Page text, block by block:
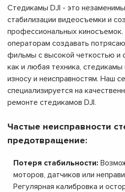
Стедикамы DJI - это
стабилизации видеосъемки и
профессиональных
операторам создавать
фильмы с высокой четкостью и
как и любая техника, стедикамы
износу и неисправностям. Наш
специализируется на
ремонте стедикамов DJI.
Частые неисправности
предотвращение:
Потеря стабильности:
моторов, датчиков или
Регулярная калибровка и